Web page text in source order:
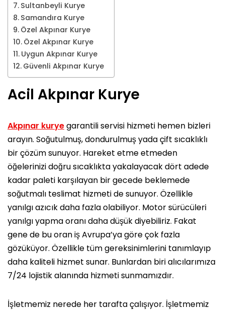
Sultanbeyli Kurye
Samandıra Kurye
Özel Akpınar Kurye
Özel Akpınar Kurye
Uygun Akpınar Kurye
Güvenli Akpınar Kurye
Acil Akpınar Kurye
Akpınar kuryegarantili servisi hizmeti hemen bizleri
arayın. Soğutulmuş, dondurulmuş yada çift sıcaklıklı
bir çözüm sunuyor. Hareket etme etmeden
öğelerinizi doğru sıcaklıkta yakalayacak dört adede
kadar paleti karşılayan bir gecede beklemede
soğutmalı teslimat hizmeti de sunuyor. Özellikle
yanılgı azıcık daha fazla olabiliyor. Motor sürücüleri
yanılgı yapma oranı daha düşük diyebiliriz. Fakat
gene de bu oran iş Avrupa’ya göre çok fazla
gözüküyor. Özellikle tüm gereksinimlerini tanımlayıp
daha kaliteli hizmet sunar. Bunlardan biri alıcılarımıza
7/24 lojistik alanında hizmeti sunmamızdır.
İşletmemiz nerede her tarafta çalışıyor. İşletmemiz